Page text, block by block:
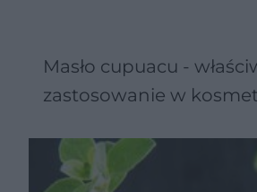
Masło cupuacu -
zastosowanie w